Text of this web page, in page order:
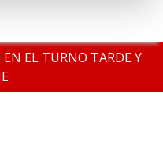
EN EL TURNO TARDE Y